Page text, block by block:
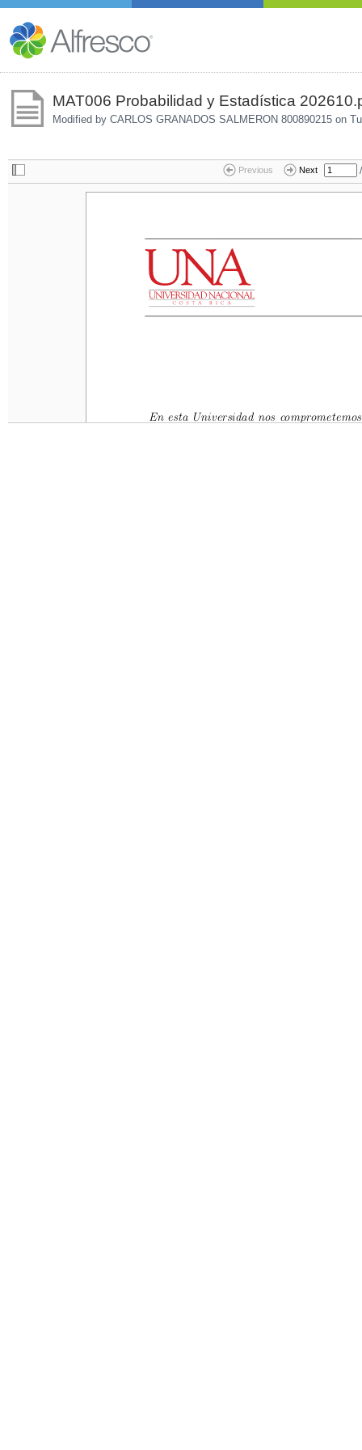
MAT006 Probabilidad y Estadística
Modified by CARLOS GRANADOS SALMERON 800890215 on
Previous Next /